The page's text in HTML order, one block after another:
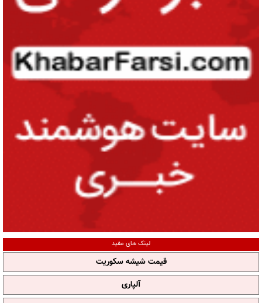
لینک های مفید
قیمت شیشه سکوریت
آلپاری